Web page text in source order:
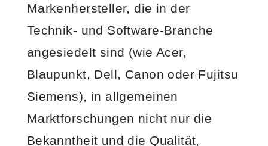
Markenhersteller, die in der
Technik- und Software-Branche
angesiedelt sind (wie Acer,
Blaupunkt, Dell, Canon oder Fujitsu
Siemens), in allgemeinen
Marktforschungen nicht nur die
Bekanntheit und die Qualität,